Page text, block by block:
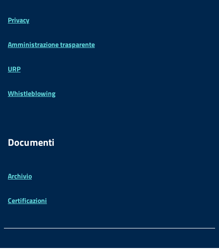
Privacy
Amministrazione trasparente
URP
Whistleblowing
Documenti
Archivio
Certificazioni